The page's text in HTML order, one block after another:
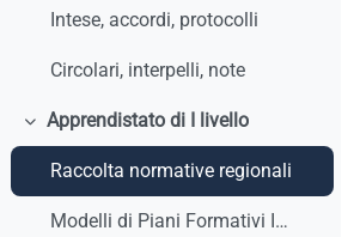
Intese, accordi, protocolli
Circolari, interpelli, note
Minimizza
Apprendistato di I livello
Raccolta normative regionali
Modelli di Piani Formativi Individuali